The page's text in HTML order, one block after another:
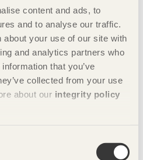
content and ads, to
and to analyse our traffic.
about your use of our site with
and analytics partners who
that you’ve
collected from your use
about our integrity policy
vårt arbete.